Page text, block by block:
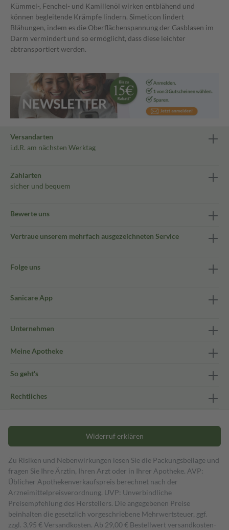
Kümmel-, Fenchel- und Kamillenöl wirken entblähend und
können begleitende Krämpfe lindern. Simeticon lindert
Blähungen, indem es die Oberflächenspannung der Gasblasen im
Darm vermindert und so ermöglicht, dass diese leichter
abtransportiert werden.
Versandarten
i.d.R. am nächsten Werktag
Zahlarten
sicher und bequem
Bewerte uns
Vertraue unserem mehrfach ausgezeichneten Service
Folge uns
Sanicare App
Unternehmen
Meine Apotheke
So geht's
Rechtliches
Widerruf erklären
Zu Risiken und Nebenwirkungen lesen Sie die Packungsbeilage und
fragen Sie Ihre Ärztin, Ihren Arzt oder in Ihrer Apotheke. AVP:
Üblicher Apothekenverkaufspreis berechnet nach der
Arzneimittelpreisverordnung. UVP: Unverbindliche
Preisempfehlung des Herstellers. Die angegebenen Preise
beinhalten die gesetzlich vorgeschriebene Mehrwertsteuer, ggf.
zzgl. 3,95 € Versandkosten. Ab 29,00 € Bestell­wert versand­kosten­